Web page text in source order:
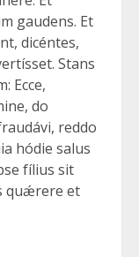
gaudens. Et
dicéntes,
Stans
Ecce,
do
reddo
hódie salus
fílius sit
quǽrere et